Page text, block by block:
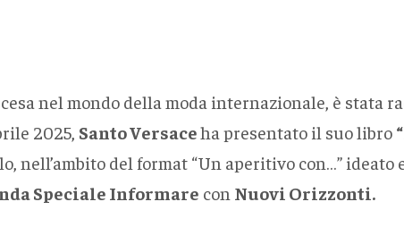
nel mondo della moda internazionale, è stata
2025, Santo Versaceha presentato il suo libro
nell’ambito del format “Un aperitivo con…” ideato
Speciale Informare con Nuovi Orizzonti.